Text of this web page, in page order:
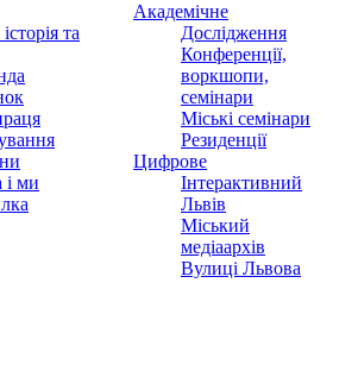
та
і ми
Академічне
Дослідження
Конференції,
воркшопи,
семінари
Міські семінари
Резиденції
Цифрове
Інтерактивний
Львів
Міський
медіаархів
Вулиці Львова